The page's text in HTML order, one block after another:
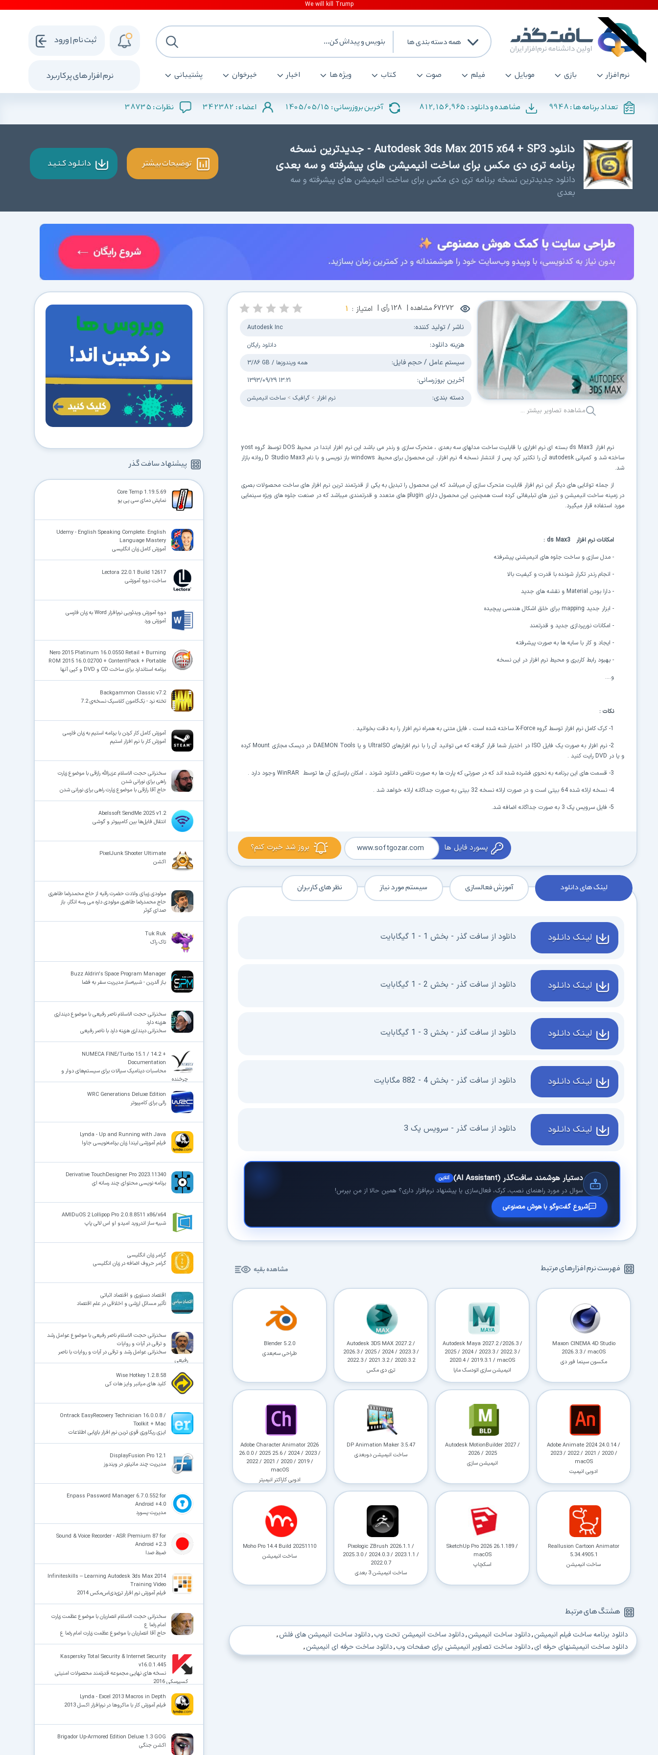
همه دسته بندی ها
نرم افزار بازی موبایل فیلم صوت کتاب ویژه ها اخبار خبرخوان پشتیبانی نرم افزار های پرکاربرد
ثبت نام | ورود
تعداد برنامه ها :9948 مشاهده و دانلود : 812,156,965 آخرین بروزرسانی : 1405/05/15 اعضاء : 342382 نظرات : 38735
دانلود Autodesk 3ds Max 2015 x64 + SP3 - جدیدترین نسخه
برنامه تری دی مکس برای ساخت انیمیشن های پیشرفته و سه بعدی
دانلود جدیدترین نسخه برنامه تری دی مکس برای ساخت انیمیشن های پیشرفته و سه
بعدی
توضیحات بیشتر دانـلـود کـنـیـد
مشاهده تصاویر بیشتر ...
67272مشاهده | 128رأی | امتیاز : 1
ناشر / تولید کننده: Autodesk Inc
هزینه دانلود: دانلود رایگان
سیستم عامل / حجم فایل: 3/86 GB / همه ویندوزها
آخرین بروزرسانی: 1393/09/29 13:21
دسته بندی: نرم افزار گرافیک ساخت انیمیشن
نرم افزار 3 ds Max بسته ای نرم افزاری با قابلیت ساخت مدلهای سه بعدی ، متحرک سازی و رندر می باشد این نرم افزار ابتدا در محیط DOS توسط گروه yost
ساخته شد و کمپانی autodesk آن را تکثیر کرد پس از انتشار نسخه 4 نرم افزار، این محصول برای محیط windows باز نویسی و با نام 3 D Studio Max روانه بازار
شد.
از جمله توانایی های دیگر این نرم افزار قابلیت متحرک سازی آن میباشد که این محصول را تبدیل به یکی از قدرتمند ترین نرم افزار های ساخت محصولات بصری
در زمینه ساخت انیمیشن و تیزر های تبلیغاتی کرده است همچنین این محصول دارای plugin های متعدد و قدرتمندی میباشد که در صنعت جلوه های ویژه سینمایی
مورد استفاده قرار میگیرد.
امکانات نرم افزار 3 ds Max
:
- مدل سازی و ساخت جلوه های انیمیشنی پیشرفته
- انجام رندر تکرار شونده با قدرت و کیفیت بالا
- دارا بودن Material و نقشه های جدید
- ابزار جدید mapping برای خلق اشکال هندسی پیچیده
- امکانات نورپردازی جدید و قدرتمند
- ایجاد و کار با سایه ها به صورت پیشرفته
- بهبود رابط کاربری و محیط نرم افزار در این نسخه
و....
نکات :
1- کرک کامل نرم افزار توسط گروه
X-Force ساخته شده است ، فایل متنی به همراه نرم افزار را به دقت بخوانید .
2- نرم افزار به صورت یک فایل
ISO در اختیار شما قرار گرفته که می توانید آن را با نرم افزارهای UltraISO و یا DAEMON Tools در دیسک مجازی Mount کرده
و یا در DVD رایت کنید .
3- قسمت های این برنامه به نحوی فشرده شده اند که در صورتی که پارت ها به صورت ناقص دانلود شوند ، امکان بازسازی آن ها توسط
WinRAR وجود دارد .
4- نسخه ارائه شده 64 بیتی است و در صورت ارائه نسخه 32 بیتی به صورت جداگانه ارائه خواهد شد .
5- فایل سرویس پک 3 به صورت جداگانه اضافه شد.
بروز شد خبرت کنم؟ پسورد فایل ها www.softgozar.com
لینک های دانلود آموزش فعالسازی سیستم مورد نیاز نظر های کاربران
لیـنـک دانـلـود دانلود از سافت گذر - بخش 1 - 1 گیگابایت
لیـنـک دانـلـود دانلود از سافت گذر - بخش 2 - 1 گیگابایت
لیـنـک دانـلـود دانلود از سافت گذر - بخش 3 - 1 گیگابایت
لیـنـک دانـلـود دانلود از سافت گذر - بخش 4 - 882 مگابایت
لیـنـک دانـلـود دانلود از سافت گذر - سرویس پک 3
دستیار هوشمند سافت‌گذر (AI Assistant) آنلاین
سوال در مورد راهنمای نصب، کرک، فعال‌سازی یا پیشنهاد نرم‌افزار داری؟ همین حالا از من بپرس!
شروع گفت‌وگو با هوش مصنوعی
فهرست نرم افزارهای مرتبط مشاهده بقیه
Maxon CINEMA 4D Studio
2026.3.3 / macOS
مکسون سینما فور دی
Autodesk Maya 2027.2 /2026.3 /
2025 / 2024 / 2023.3 / 2022.3 /
2020.4 / 2019.3.1 / macOS
انیمیشن سازی اتودسک مایا
Autodesk 3DS MAX 2027.2 /
2026.3 / 2025 / 2024 / 2023.3 /
2022.3 / 2021.3.2 / 2020.3.2
تری دی مکس
Blender 5.2.0
طراحی سه‌بعدی
Adobe Animate 2024 24.0.14 /
2023 / 2022 / 2021 / 2020 /
macOS
ادوبی انیمیت
Autodesk MotionBuilder 2027 /
2026 / 2025
انیمیشن سازی
DP Animation Maker 3.5.47
ساخت انیمیشن دوبعدی
Adobe Character Animator 2026
26.0.0 / 2025 25.6 / 2024 / 2023 /
2022 / 2021 / 2020 / 2019 /
macOS
ادوبی کاراکتر انیمیتر
Reallusion Cartoon Animator
5.34.4905.1
ساخت انیمیشن
SketchUp Pro 2026 26.1.189 /
macOS
اسکچاپ
Pixologic ZBrush 2026.1.1 /
2025.3.0 / 2024.0.3 / 2023.1.1 /
2022.0.7
ساخت انیمیشن 3 بعدی
Moho Pro 14.4 Build 20251110
ساخت انیمیشن
هشتگ های مرتبط
دانلود برنامه ساخت فیلم انیمیشن,دانلود ساخت انیمیشن,دانلود ساخت انیمیشن تحت وب,دانلود ساخت انیمیشن های فلش,
دانلود ساخت انیمیشنهای حرفه ای,دانلود ساخت تصاویر انیمیشنی برای صفحات وب,دانلود ساخت حرفه ای انیمیشن,
دانلود ساخت کارتونهای انیمیشن,دانلود نرم افزار ساخت انیمیشن,دانلود نرم افزار مخصوص ساخت کارتونهای انیمیشنی,
پیشنهاد سافت گذر
Core Temp 1.19.5.69
نمایش دمای سی پی یو
Udemy - English Speaking Complete: English
Language Mastery
آموزش کامل زبان انگلیسی
Lectora 22.0.1 Build 12617
ساخت دوره آموزشی
دوره آموزش ویدئویی نرم‌افزار Word به زبان فارسی
آموزش ورد
Nero 2015 Platinum 16.0.0550 Retail + Burning
ROM 2015 16.0.02700 + ContentPack + Portable
برنامه استاندارد برای ساخت CD و DVD و کپی آنها
Backgammon Classic v7.2
تخته نرد - بَک‌گامون کلاسیک نسخه‌ی 7.2
آموزش کامل کار کردن با برنامه استیم به زبان فارسی
آموزش کار با نرم افزار استیم
سخنرانی حجت الاسلام عزیزالله رازقی با موضوع زیارت
راهی برای نورانی شدن
حاج آقا رازقی با موضوع زیارت راهی برای نورانی شدن
Abelssoft SendMe 2025 v1.2
انتقال فایل‌ها بین کامپیوتر و گوشی
PixelJunk Shooter Ultimate
اکشن
مولودی زیبای ولادت حضرت رقیه از حاج محمدرضا طاهری
حاج محمدرضا طاهری مولودی داره می رسه انگار، باز
صدای کوثر
Tuk Ruk
تاک راک
Buzz Aldrin's Space Program Manager
بـاز آلدرین - شبیه‌ساز مدیریت سفر به فضا
سخنرانی حجت الاسلام ناصر رفیعی با موضوع دینداری
هزینه دارد
سخنرانی دینداری هزینه دارد با ناصر رفیعی
NUMECA FINE/Turbo 15.1 / 14.2 +
Documentation
محاسبات دینامیک سیالات برای سیستم‌های دوار و
چرخنده
WRC Generations Deluxe Edition
رالی برای کامپیوتر
Lynda - Up and Running with Java
فیلم آموزشی لیندا زبان برنامه‌نویسی جاوا
Derivative TouchDesigner Pro 2023.11340
برنامه نویسی محتوای چند رسانه ای
AMIDuOS 2 Lollipop Pro 2.0.8.8511 x86/x64
شبیه ساز اندروید امیدو او اس لالی پاپ
گرامر زبان انگلیسی
گرامر حروف اضافه در زبان انگلیسی
اقتصاد دستوری و اقتصاد اثباتی
تأثیر مسائل ارزشی و اخلاقی در علم اقتصاد
سخنرانی حجت الاسلام ناصر رفیعی با موضوع عوامل رشد
و ترقی در آیات و روایات
سخنرانی عوامل رشد و ترقی در آیات و روایات با ناصر
رفیعی
Wise Hotkey 1.2.8.58
کلید های میانبر وایز هات کی
Ontrack EasyRecovery Technician 16.0.0.8 /
Toolkit + Mac
ایزی ریکاوری قوی ترین نرم افزار بازیابی اطلاعات
DisplayFusion Pro 12.1
مدیریت چند مانیتور در ویندوز
Enpass Password Manager 6.7.0.552 for
Android +4.0
مدیریت پسورد
Sound & Voice Recorder - ASR Premium 87 for
Android +2.3
ضبط صدا
Infiniteskills – Learning Autodesk 3ds Max 2014
Training Video
فیلم آموزش نرم افزار تری‌دی‌اس‌مکس 2014
سخنرانی حجت الاسلام انصاریان با موضوع عظمت زیارت
امام رضا ع
حاج آقا انصاریان با موضوع عظمت زیارت امام رضا ع
Kaspersky Total Security & Internet Security
v16.0.1.445
نسخه های نهایی مجموعه قدرتمند محصولات امنیتی
کسپرسکی 2016
Lynda - Excel 2013 Macros in Depth
فیلم آموزش کار با ماکروها در نرم‌افزار اکسل 2013
Brigador Up-Armored Edition Deluxe 1.3 GOG
اکشن جنگی
دستیار هوشمند AI (ویژه اعضای VIP)
✓دانلود فوری و بی‌معطلی:
✓ آرشیو کامل نسخه‌ها: دسترسی به تمام نسخه‌های قدیمی نرم‌افزارها